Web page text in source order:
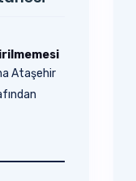
Ataşehir